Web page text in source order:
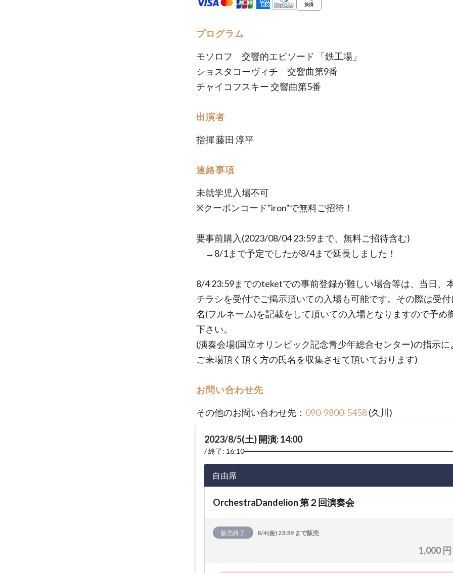
プログラム
モソロフ 交響的エピソード 「鉄工場」
ショスタコーヴィチ 交響曲第9番
チャイコフスキー 交響曲第5番
出演者
指揮 藤田 淳平
連絡事項
未就学児入場不可
※クーポンコード"iron"で無料ご招待！
要事前購入(2023/08/04 23:59まで、無料ご招待含む)
→8/1まで予定でしたが8/4まで延長しました！
8/4 23:59までのteketでの事前登録が難しい場合等は、当日、
チラシを受付でご掲示頂いての入場も可能です。その際は受付
名(フルネーム)を記載をして頂いての入場となりますので予め
下さい。
(演奏会場(国立オリンピック記念青少年総合センター)の指示に
ご来場頂く頂く方の氏名を収集させて頂いております)
お問い合わせ先
その他のお問い合わせ先： 090-9800-5458(久川)
2023/8/5(土) 開演: 14:00
終了: 16:10
自由席
OrchestraDandelion 第２回演奏会
販売終了 8/4(金) 23:59 まで販売
1,000 円